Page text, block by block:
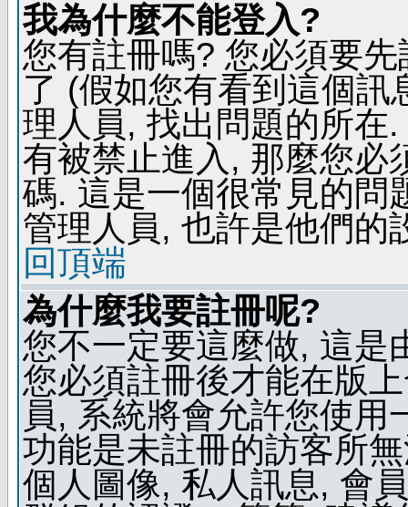
我為什麼不能登入?
您有註冊嗎? 您必須要
了 (假如您有看到這個
理人員, 找出問題的所在
有被禁止進入, 那麼您必
碼. 這是一個很常見的問
管理人員, 也許是他們的
回頂端
為什麼我要註冊呢?
您不一定要這麼做, 這是
您必須註冊後才能在版
員, 系統將會允許您使
功能是未註冊的訪客所
個人圖像, 私人訊息, 會